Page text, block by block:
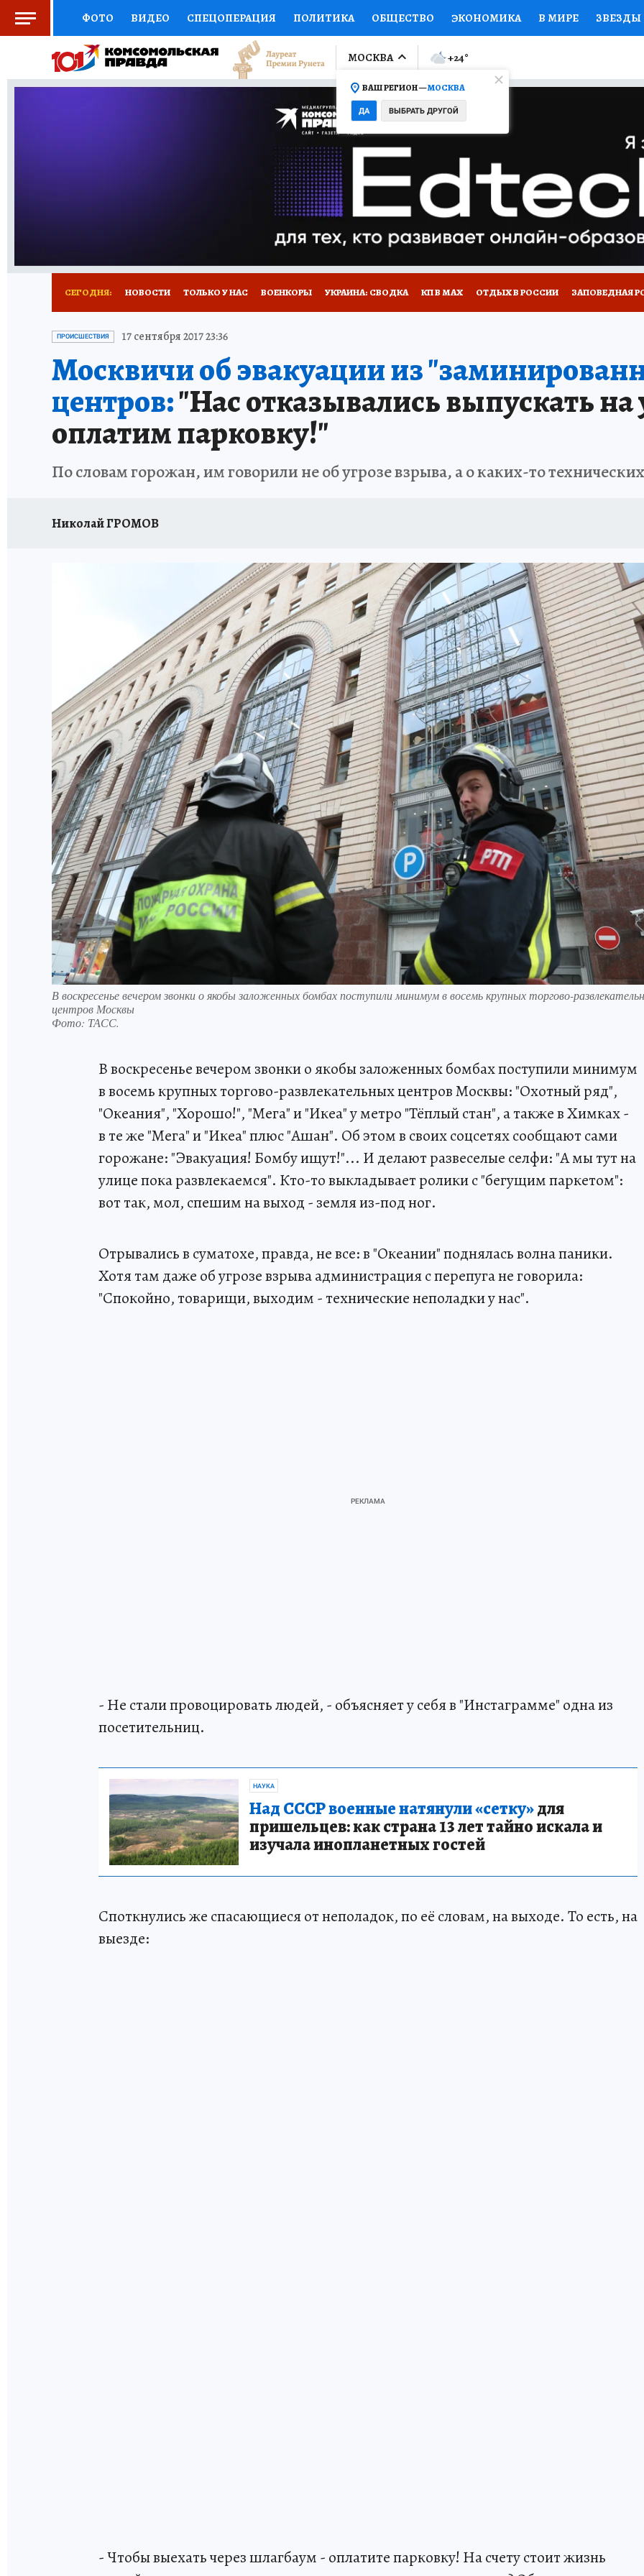
ФОТО ВИДЕО СПЕЦОПЕРАЦИЯ ПОЛИТИКА ОБЩЕСТВО ЭКОНОМИКА В МИРЕ ЗВЕЗДЫ
СОЦПОДДЕРЖКА НАУКА СПОРТ КОЛУМНИСТЫ ПРОИСШЕСТВИЯ
ВЫБОР ЭКСПЕРТОВ ДОКТОР ФИНАНСЫ ОТКРЫВАЕМ МИР Я ЗНАЮ СЕМЬЯ ЖЕНСКИЕ
ПРОГНОЗЫ НА СПОРТ ПРОМОКОДЫ СЕРИАЛЫ
ТЕЛЕВИЗОР КОЛЛЕКЦИИ КОНКУРСЫ
НОВОЕ НА САЙТЕ
МОСКВА
ВАШ РЕГИОН —МОСКВА
ДА ВЫБРАТЬ ДРУГОЙ
+24°
СЕГОДНЯ: НОВОСТИ ТОЛЬКО У НАС ВОЕНКОРЫ УКРАИНА: СВОДКА КП В МАХ ОТДЫХ В РОССИИ ЗАПОВЕДНАЯ
ИСПЫТАНО НА СЕБЕ
ПРОИСШЕСТВИЯ 17 сентября 2017 23:36
Москвичи об эвакуации из
центров:"Нас отказывались выпускать на
оплатим парковку!"
По словам горожан, им говорили не об угрозе взрыва, а о каких-то
Николай ГРОМОВ
В воскресенье вечером звонки о якобы заложенных бомбах поступили минимум в восемь крупных торгово-
центров Москвы
Фото: ТАСС.
В воскресенье вечером звонки о якобы заложенных бомбах поступили минимум
в восемь крупных торгово-развлекательных центров Москвы: "Охотный ряд",
"Океания", "Хорошо!", "Мега" и "Икеа" у метро "Тёплый стан", а также в Химках -
в те же "Мега" и "Икеа" плюс "Ашан". Об этом в своих соцсетях сообщают сами
горожане: "Эвакуация! Бомбу ищут!"... И делают развеселые селфи: "А мы тут на
улице пока развлекаемся". Кто-то выкладывает ролики с "бегущим паркетом":
вот так, мол, спешим на выход - земля из-под ног.
Отрывались в суматохе, правда, не все: в "Океании" поднялась волна паники.
Хотя там даже об угрозе взрыва администрация с перепуга не говорила:
"Спокойно, товарищи, выходим - технические неполадки у нас".
- Не стали провоцировать людей, - объясняет у себя в "Инстаграмме" одна из
посетительниц.
НАУКА
Над СССР военные натянули «сетку»для
пришельцев: как страна 13 лет тайно искала и
изучала инопланетных гостей
Споткнулись же спасающиеся от неполадок, по её словам, на выходе. То есть, на
выезде:
- Чтобы выехать через шлагбаум - оплатите парковку! На счету стоит жизнь